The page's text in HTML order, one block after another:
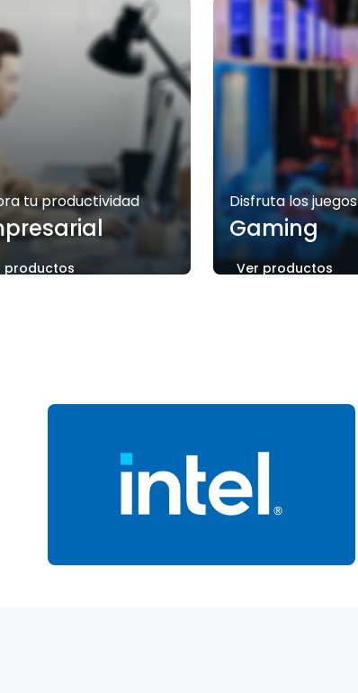
tu productividad
productos
Disfruta los juegos
Gaming
Ver productos